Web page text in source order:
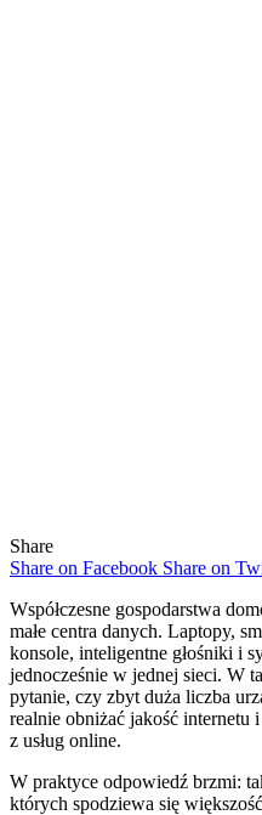
Share
Share on Facebook Share on
Współczesne gospodarstwa
małe centra danych. Laptopy,
konsole, inteligentne głośniki i
jednocześnie w jednej sieci. W
pytanie, czy zbyt duża liczba
realnie obniżać jakość internetu
z usług online.
W praktyce odpowiedź brzmi:
których spodziewa się